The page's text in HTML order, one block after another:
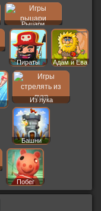
Рыцари
Пираты
Адам и Ева
Из лука
Башни
Побег